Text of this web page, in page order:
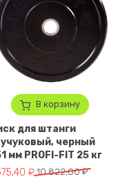
665,00 ₽.
В корзину
для штанги
черный
мм PROFI-FIT 25 кг
10 822,00₽
цена
₽
цена: 7 575,40 ₽.